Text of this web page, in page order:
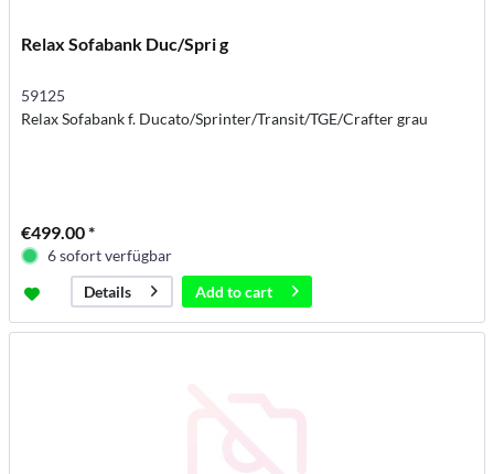
Relax Sofabank Duc/Spri g
59125
Relax Sofabank f. Ducato/Sprinter/Transit/TGE/Crafter grau
€499.00 *
6 sofort verfügbar
Details
Add tocart